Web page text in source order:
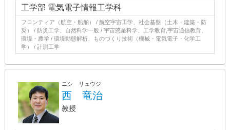
工学部 電気電子情報工学科
フロンティア（航空・船舶） / 航空宇宙工学、社会基盤（土木・建築・防
災） / 防災工学、自然科学一般 / 宇宙惑星科学、工学教育,宇宙通信教育、
環境・農学 / 環境動態解析、ものづくり技術（機械・電気電子・化学工
学） / 計測工学
ニシ リュウジ
西 竜治
教授